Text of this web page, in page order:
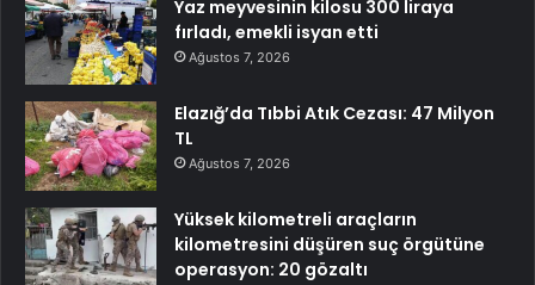
Yaz meyvesinin kilosu 300 liraya
fırladı, emekli isyan etti
Ağustos 7, 2026
Elazığ’da Tıbbi Atık Cezası: 47 Milyon
TL
Ağustos 7, 2026
Yüksek kilometreli araçların
kilometresini düşüren suç örgütüne
operasyon: 20 gözaltı